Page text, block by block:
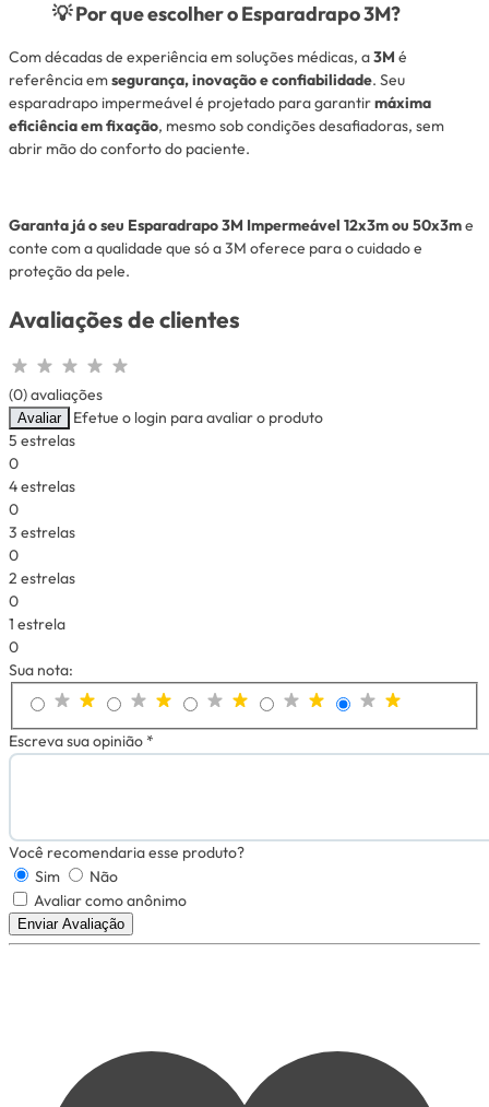
💡Por que escolher o Esparadrapo 3M?
Com décadas de experiência em soluções médicas, a3M é
referência emsegurança, inovação e confiabilidade. Seu
esparadrapo impermeável é projetado para garantirmáxima
eficiência em fixação, mesmo sob condições desafiadoras, sem
abrir mão do conforto do paciente.
Garanta já o seu Esparadrapo 3M Impermeável 12x3m ou 50x3me
conte com a qualidade que só a 3M oferece para o cuidado e
proteção da pele.
Avaliações de clientes
(0) avaliações
Avaliar
Efetue o login para avaliar o produto
5 estrelas
0
4 estrelas
0
3 estrelas
0
2 estrelas
0
1 estrela
0
Sua nota:
Escreva sua opinião *
Você recomendaria esse produto?
Sim
Não
Avaliar como anônimo
Enviar Avaliação